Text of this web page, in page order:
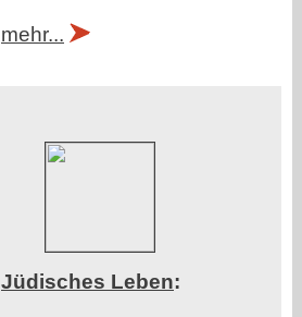
mehr...
Jüdisches Leben: